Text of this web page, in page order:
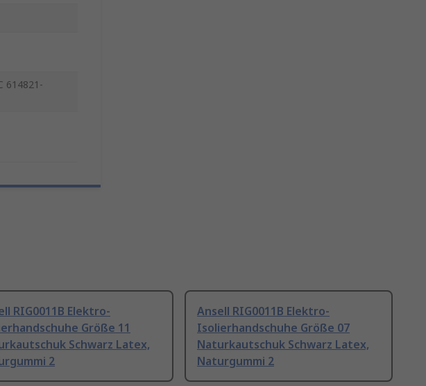
614821-
RIG0011B Elektro-
Größe 11
Schwarz Latex,
2
Ansell RIG0011B Elektro-
Isolierhandschuhe Größe 07
Naturkautschuk Schwarz Latex,
Naturgummi 2